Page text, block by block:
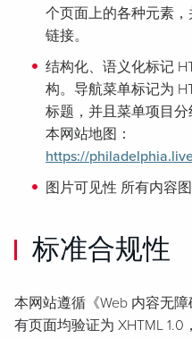
个页面上的各种元素
链接。
结构化、语义化标记
构。导航菜单标记为
标题，并且菜单项目
本网站地图：
https://
图片可见性 所有内容
标准合规性
本网站遵循《Web 内容无
有页面均验证为 XHTML 1.0